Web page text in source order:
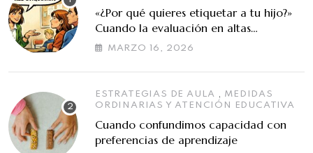
«¿Por qué quieres etiquetar a tu hijo?»
Cuando la evaluación en altas
capacidades se malinterpreta
MARZO 16, 2026
ESTRATEGIAS DE AULA , MEDIDAS
ORDINARIAS Y ATENCIÓN EDUCATIVA
Cuando confundimos capacidad con
preferencias de aprendizaje